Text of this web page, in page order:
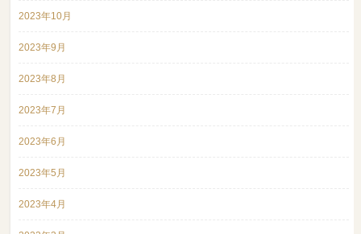
2023年10月
2023年9月
2023年8月
2023年7月
2023年6月
2023年5月
2023年4月